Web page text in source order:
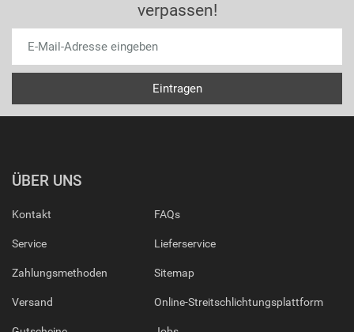
verpassen!
ÜBER UNS
Kontakt
Service
Zahlungsmethoden
Versand
FAQs
Lieferservice
Sitemap
Online-Streitschlichtungsplattform